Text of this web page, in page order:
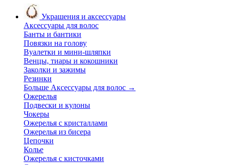
Украшения и аксессуары
Аксессуары для волос
Банты и бантики
Повязки на голову
Вуалетки и мини-шляпки
Венцы, тиары и кокошники
Заколки и зажимы
Резинки
Больше Аксессуары для волос →
Ожерелья
Подвески и кулоны
Чокеры
Ожерелья с кристаллами
Ожерелья из бисера
Цепочки
Колье
Ожерелья с кисточками